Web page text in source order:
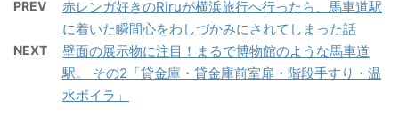
PREV
赤レンガ好きのRiruが横浜旅行へ行ったら、馬車道駅
に着いた瞬間心をわしづかみにされてしまった話
NEXT
壁面の展示物に注目！まるで博物館のような馬車道
駅。 その2「貸金庫・貸金庫前室扉・階段手すり・温
水ボイラ」